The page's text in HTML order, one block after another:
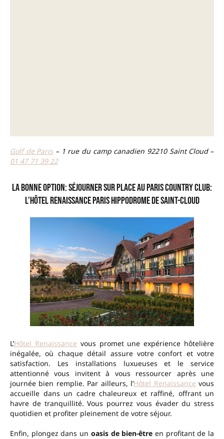
Golf de Paris – 1 rue du camp canadien 92210 Saint Cloud–
01 47 71 39 22
La bonne option: Séjourner sur place au Paris Country Club:
L’Hôtel Renaissance Paris Hippodrome de Saint-Cloud
L’Hôtel Renaissance vous promet une expérience hôtelière
inégalée, où chaque détail assure votre confort et votre
satisfaction. Les installations luxueuses et le service
attentionné vous invitent à vous ressourcer après une
journée bien remplie. Par ailleurs, l’Hôtel Renaissance vous
accueille dans un cadre chaleureux et raffiné, offrant un
havre de tranquillité. Vous pourrez vous évader du stress
quotidien et profiter pleinement de votre séjour.
Enfin, plongez dans un oasis de bien-être en profitant de la